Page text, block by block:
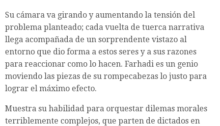
Su cámara va girando y aumentando la tensión del
problema planteado; cada vuelta de tuerca narrativa
llega acompañada de un sorprendente vistazo al
entorno que dio forma a estos seres y a sus razones
para reaccionar como lo hacen. Farhadi es un genio
moviendo las piezas de su rompecabezas lo justo para
lograr el máximo efecto.
Muestra su habilidad para orquestar dilemas morales
terriblemente complejos, que parten de dictados en